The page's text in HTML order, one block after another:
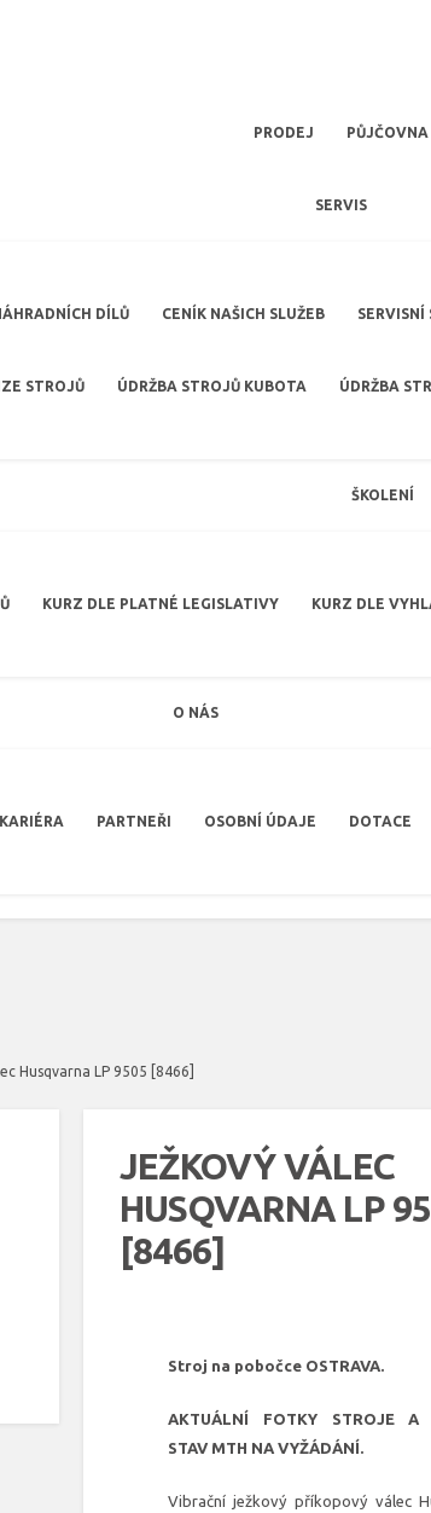
PRODEJ PŮJČOVNA
SERVIS
DÍLŮ CENÍK NAŠICH SLUŽEB SERVISNÍ
STROJŮ ÚDRŽBA STROJŮ KUBOTA ÚDRŽBA
ŠKOLENÍ
KURZ DLE PLATNÉ LEGISLATIVY KURZ DLE
O NÁS
KARIÉRA PARTNEŘI OSOBNÍ ÚDAJE DOTACE
Husqvarna LP 9505 [8466]
JEŽKOVÝ VÁLEC
HUSQVARNA LP
[8466]
Stroj na pobočce OSTRAVA.
AKTUÁLNÍ FOTKY STROJE A
STAV MTH NA VYŽÁDÁNÍ.
Vibrační ježkový příkopový válec